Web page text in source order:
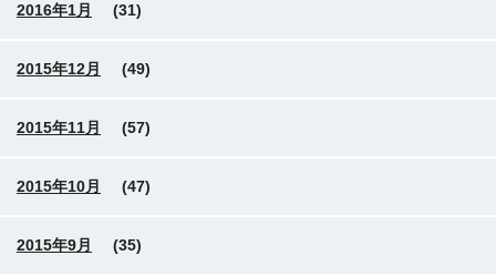
2016年1月 (31)
2015年12月 (49)
2015年11月 (57)
2015年10月 (47)
2015年9月 (35)